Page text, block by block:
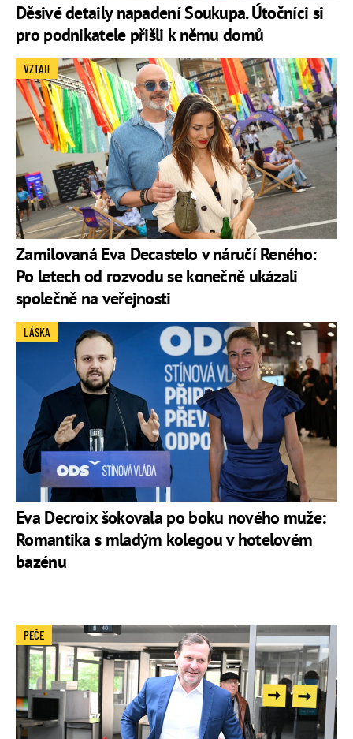
Děsivé detaily napadení Soukupa. Útočníci si
pro podnikatele přišli k němu domů
Zamilovaná Eva Decastelo v náručí Reného:
Po letech od rozvodu se konečně ukázali
společně na veřejnosti
VZTAH
Eva Decroix šokovala po boku nového muže:
Romantika s mladým kolegou v hotelovém
bazénu
LÁSKA
PÉČE